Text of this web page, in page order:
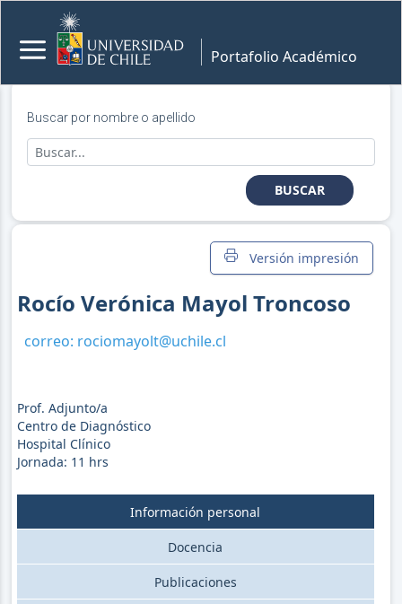
Portafolio Académico
Buscar por nombre o apellido
BUSCAR
Versión impresión
Rocío Verónica Mayol Troncoso
correo: rociomayolt@uchile.cl
Prof. Adjunto/a
Centro de Diagnóstico
Hospital Clínico
Jornada: 11 hrs
Información personal
Docencia
Publicaciones